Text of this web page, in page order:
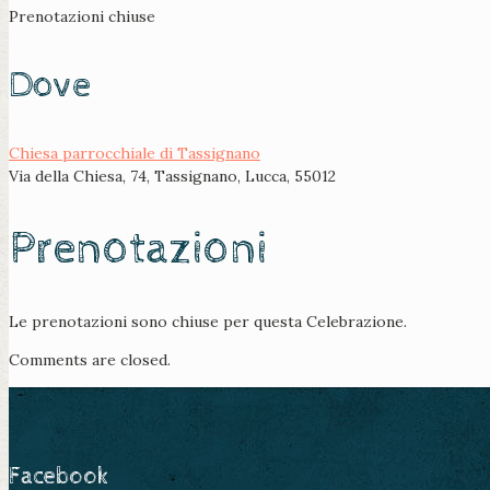
Prenotazioni chiuse
Dove
Chiesa parrocchiale di Tassignano
Via della Chiesa, 74, Tassignano, Lucca, 55012
Prenotazioni
Le prenotazioni sono chiuse per questa Celebrazione.
Comments are closed.
Facebook